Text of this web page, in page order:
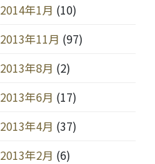
2014年1月 (10)
2013年11月 (97)
2013年8月 (2)
2013年6月 (17)
2013年4月 (37)
2013年2月 (6)